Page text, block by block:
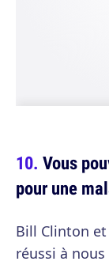
Vous
pour une
Bill Clinton
réussi à